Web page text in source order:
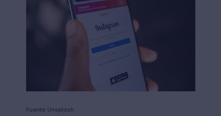
Fuente: Unsplash